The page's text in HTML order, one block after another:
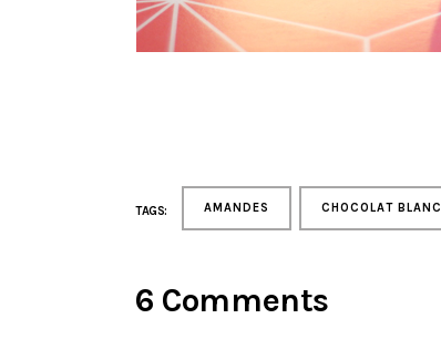
TAGS: AMANDES CHOCOLAT BLANC
6 Comments